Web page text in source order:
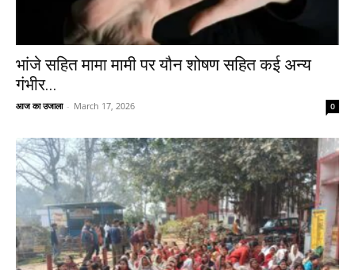
भांजे सहित मामा मामी पर यौन शोषण सहित कई अन्य
गंभीर...
आज का उजाला - March 17, 2026 0